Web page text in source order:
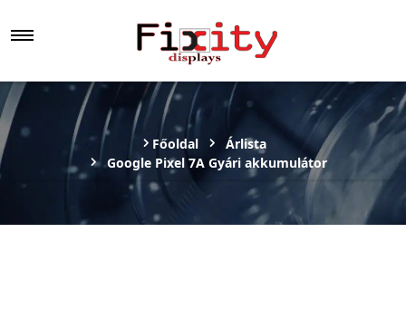
Főoldal
Árlista
Google Pixel 7A Gyári akkumulátor